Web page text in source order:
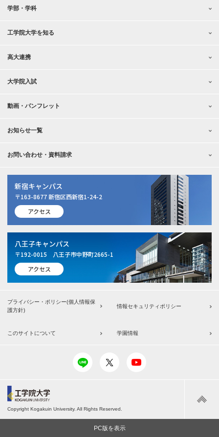
学部・学科
工学院大学を知る
高大連携
大学院入試
動画・パンフレット
お知らせ一覧
お問い合わせ・資料請求
新宿キャンパス
〒163-8677 新宿区西新宿1-24-2
アクセス
八王子キャンパス
〒192-0015 八王子市中野町2665-1
アクセス
プライバシー・ポリシー(個人情報保
護方針)
情報セキュリティポリシー
このサイトについて 学園情報
Copyright Kogakuin University. All Rights Reserved.
PC版を表示